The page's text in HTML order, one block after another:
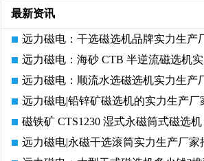
最新资讯
远力磁电：干选磁选机品牌实力生产
远力磁电：海砂 CTB 半逆流磁选机
远力磁电：顺流水选磁选机实力生产
远力磁电|铅锌矿磁选机的实力生产厂
磁铁矿 CTS1230 湿式永磁筒式磁选
远力磁电|永磁干选滚筒实力生产厂家